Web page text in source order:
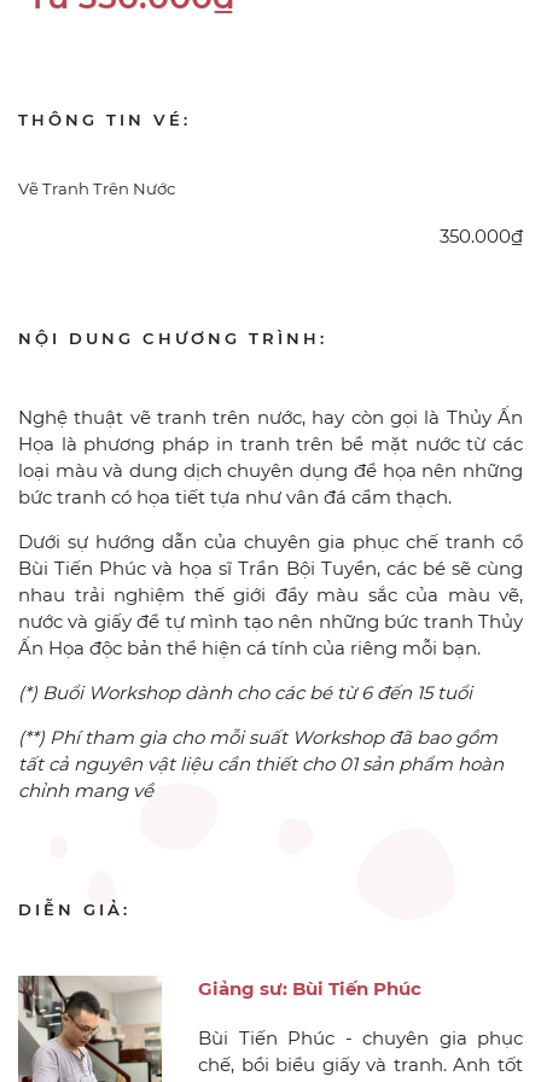
THÔNG TIN VÉ:
Vẽ Tranh Trên Nước
350.000₫
NỘI DUNG CHƯƠNG TRÌNH:
Nghệ thuật vẽ tranh trên nước, hay còn gọi là Thủy Ấn
Họa là phương pháp in tranh trên bề mặt nước từ các
loại màu và dung dịch chuyên dụng để họa nên những
bức tranh có họa tiết tựa như vân đá cẩm thạch.
Dưới sự hướng dẫn của chuyên gia phục chế tranh cổ
Bùi Tiến Phúc và họa sĩ Trần Bội Tuyền, các bé sẽ cùng
nhau trải nghiệm thế giới đầy màu sắc của màu vẽ,
nước và giấy để tự mình tạo nên những bức tranh Thủy
Ấn Họa độc bản thể hiện cá tính của riêng mỗi bạn.
(*) Buổi Workshop dành cho các bé từ 6 đến 15 tuổi
(**) Phí tham gia cho mỗi suất Workshop đã bao gồm
tất cả nguyên vật liệu cần thiết cho 01 sản phẩm hoàn
chỉnh mang về
DIỄN GIẢ:
Giảng sư: Bùi Tiến Phúc
Bùi Tiến Phúc - chuyên gia phục
chế, bồi biểu giấy và tranh. Anh tốt